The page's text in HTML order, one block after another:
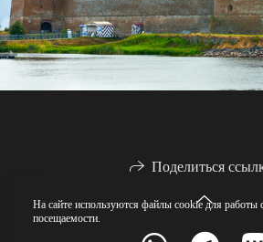
Поделиться
На сайте используются файлы cookie для работы
посещаемости.